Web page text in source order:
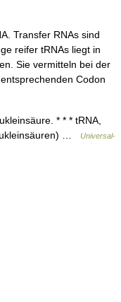
Transfer RNAs sind
reifer tRNAs liegt in
Sie vermitteln bei der
Codon
* * * tRNA,
…
Universal-